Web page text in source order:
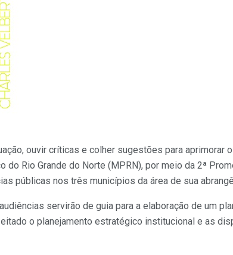
ouvir críticas e colher sugestões para aprimorar
Rio Grande do Norte (MPRN), por meio da 2ª
públicas nos três municípios da área de sua
servirão de guia para a elaboração de um
o planejamento estratégico institucional e as